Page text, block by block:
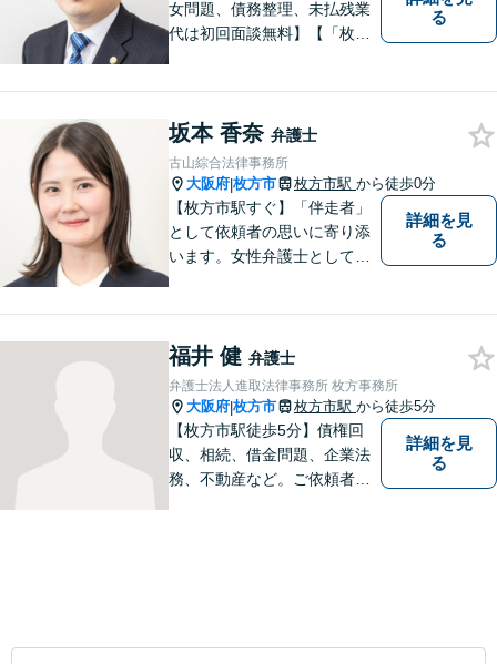
女問題、債務整理、未払残業
代は初回面談無料】【「枚方
ヒアリングし、あらゆる観点
から解決策をご提案してまい
ります。
る
坂本 香奈 弁護士
古山綜合法律事務所
大阪府|枚方市 枚方市駅 から徒歩0分
【枚方市駅すぐ】「伴走者」
として依頼者の思いに寄り添
います。女性弁護士としての
あればどうぞ気軽にお声がけ
ください。【オンライン・電
話相談可】【完全個室・防音
対応】
詳細を見
る
福井 健 弁護士
弁護士法人進取法律事務所 枚方事務所
大阪府|枚方市 枚方市駅 から徒歩5分
【枚方市駅徒歩5分】債権回
収、相続、借金問題、企業法
務、不動産など。ご依頼者さ
です。
詳細を見
る